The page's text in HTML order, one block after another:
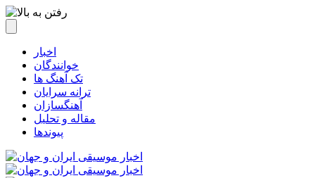
اخبار
خوانندگان
تک آهنگ ها
ترانه سرایان
آهنگسازان
مقاله و تحلیل
پیوندها